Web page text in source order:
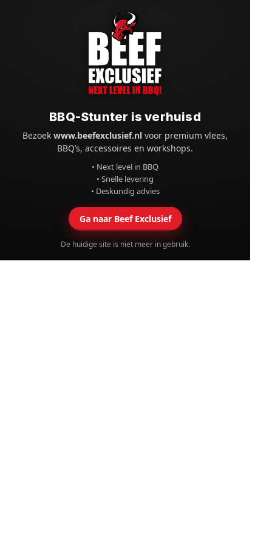
BBQ-Stunter is verhuisd
Bezoekwww.beefexclusief.nl voor premium vlees,
BBQ’s, accessoires en workshops.
• Next level in BBQ
• Snelle levering
• Deskundig advies
Ga naar Beef Exclusief
De huidige site is niet meer in gebruik.